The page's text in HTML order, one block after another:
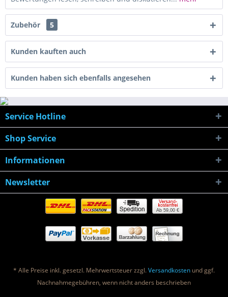
Zubehör 5
Kunden kauften auch
Kunden haben sich ebenfalls angesehen
Service Hotline
Shop Service
Informationen
Newsletter
Ab 59,00 €
* Alle Preise inkl. gesetzl. Mehrwertsteuer zzgl.Versandkosten und ggf.
Nachnahmegebühren, wenn nicht anders beschrieben